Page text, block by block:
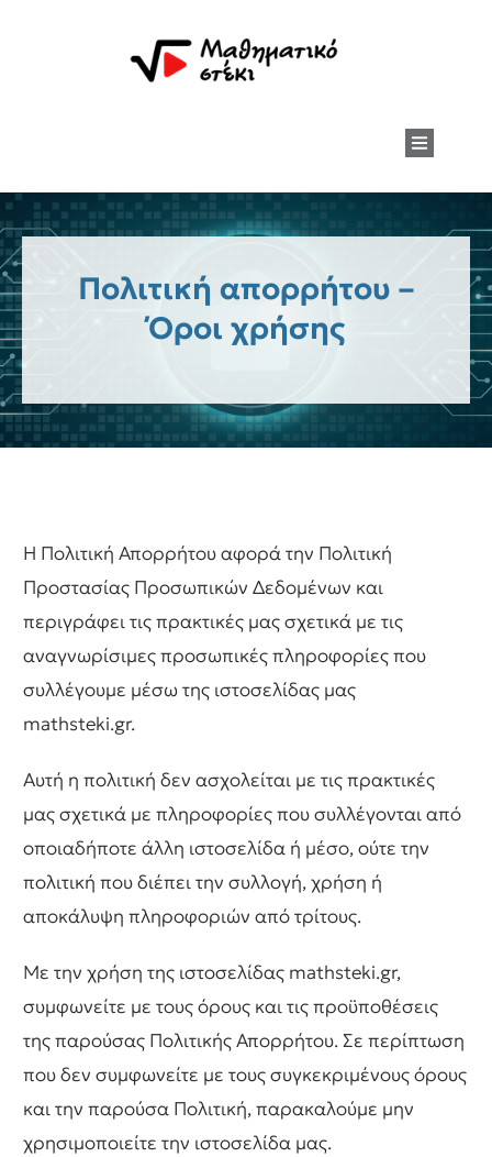
Πολιτική απορρήτου –
Όροι χρήσης
Η Πολιτική Απορρήτου αφορά την Πολιτική
Προστασίας Προσωπικών Δεδομένων και
περιγράφει τις πρακτικές μας σχετικά με τις
αναγνωρίσιμες προσωπικές πληροφορίες που
συλλέγουμε μέσω της ιστοσελίδας μας
mathsteki.gr.
Αυτή η πολιτική δεν ασχολείται με τις πρακτικές
μας σχετικά με πληροφορίες που συλλέγονται από
οποιαδήποτε άλλη ιστοσελίδα ή μέσο, ούτε την
πολιτική που διέπει την συλλογή, χρήση ή
αποκάλυψη πληροφοριών από τρίτους.
Με την χρήση της ιστοσελίδας mathsteki.gr,
συμφωνείτε με τους όρους και τις προϋποθέσεις
της παρούσας Πολιτικής Απορρήτου. Σε περίπτωση
που δεν συμφωνείτε με τους συγκεκριμένους όρους
και την παρούσα Πολιτική, παρακαλούμε μην
χρησιμοποιείτε την ιστοσελίδα μας.